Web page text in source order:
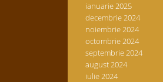
ianuarie 2025
decembrie 2024
noiembrie 2024
octombrie 2024
septembrie 2024
august 2024
iulie 2024